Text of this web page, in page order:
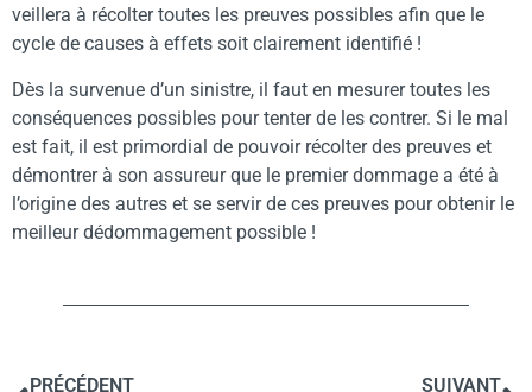
veillera à récolter toutes les preuves possibles afin que le
cycle de causes à effets soit clairement identifié !
Dès la survenue d’un sinistre, il faut en mesurer toutes les
conséquences possibles pour tenter de les contrer. Si le mal
est fait, il est primordial de pouvoir récolter des preuves et
démontrer à son assureur que le premier dommage a été à
l’origine des autres et se servir de ces preuves pour obtenir le
meilleur dédommagement possible !
PRÉCÉDENT
SUIVANT